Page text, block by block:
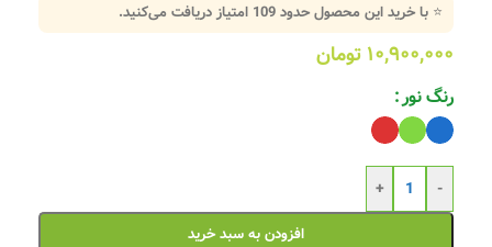
⭐ با خرید این محصول حدود109 امتیاز دریافت می‌کنید.
۱۰,۹۰۰,۰۰۰ تومان
رنگ نور
-
+
افزودن به سبد خرید